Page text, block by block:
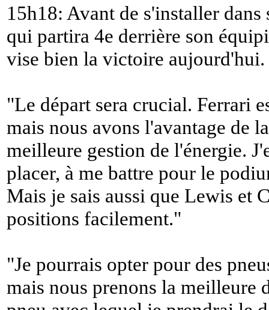
15h18: Avant de s'installer
qui partira 4e derrière son
vise bien la victoire aujourd'hui.
"Le départ sera crucial. Ferrari
mais nous avons l'avantage de
meilleure gestion de l'énergie.
placer, à me battre pour le
Mais je sais aussi que Lewis et
positions facilement."
"Je pourrais opter pour des
mais nous prenons la meilleure